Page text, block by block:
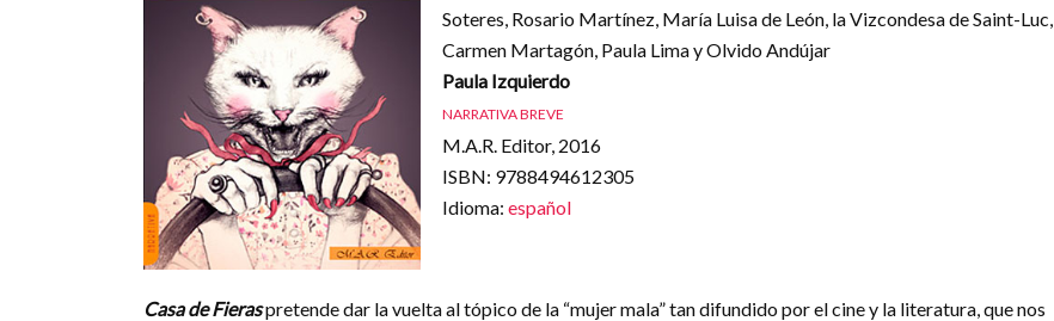
Soteres, Rosario Martínez, María Luisa de León, la Vizcondesa de Saint-Luc,
Carmen Martagón, Paula Lima y Olvido Andújar
Paula Izquierdo
NARRATIVA BREVE
M.A.R. Editor, 2016
ISBN: 9788494612305
Idioma: español
Casa de Fieraspretende dar la vuelta al tópico de la “mujer mala” tan difundido por el cine y la literatura, que nos